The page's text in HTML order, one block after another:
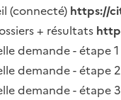
(connecté) https://
+ résultats
demande - étape
demande - étape
demande - étape